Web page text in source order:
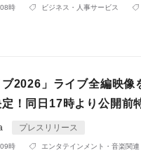
時 ビジネス・人事サービス
ブ2026」ライブ全編映
！同日17時より公開前
プレスリリース
時 エンタテインメント・音楽関連